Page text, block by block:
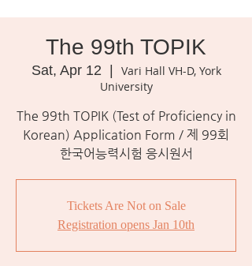
The 99th TOPIK
Sat, Apr 12
Vari Hall VH-D, York
University
The 99th TOPIK (Test of Proficiency in
Korean) Application Form / 제 99회
한국어능력시험 응시원서
Tickets Are Not on Sale
Registration opens Jan 10th